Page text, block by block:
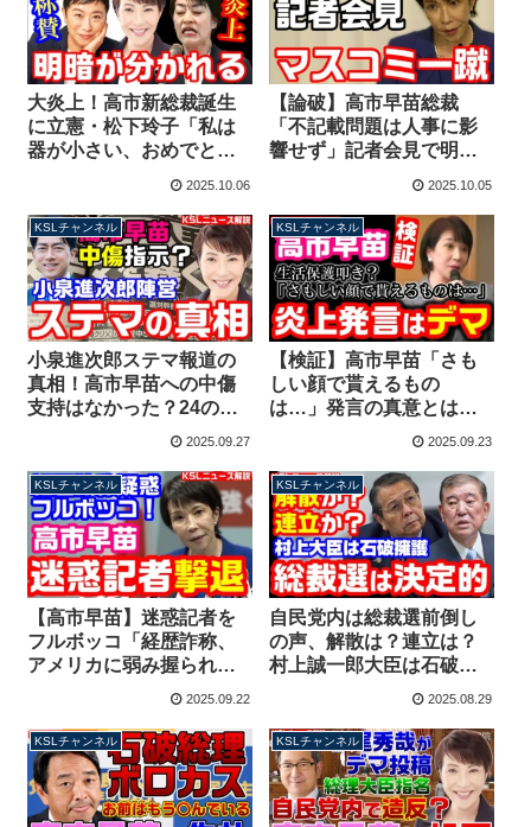
大炎上！高市新総裁誕生
に立憲・松下玲子「私は
器が小さい、おめでとう
なんて思ってない」辻元
る【KSLチャンネル
2025.10.06
【論破】高市早苗総裁
「不記載問題は人事に影
響せず」記者会見で明
言！執拗に追及するマス
ネル】
2025.10.05
KSLチャンネル
小泉進次郎ステマ報道の
真相！高市早苗への中傷
支持はなかった？24の例
文に該当する文章なし
2025.09.27
KSLチャンネル
【検証】高市早苗「さも
しい顔で貰えるもの
は…」発言の真意とは？
「日本ヤツらから取り戻
【KSLチャンネル】
2025.09.23
KSLチャンネル
【高市早苗】迷惑記者を
フルボッコ「経歴詐称、
アメリカに弱み握られ
た」会見中の罵倒に応
まう【KSLチャンネル】
2025.09.22
KSLチャンネル
自民党内は総裁選前倒し
の声、解散は？連立は？
村上誠一郎大臣は石破総
理擁護「成果が認められ
ネル】
2025.08.29
KSLチャンネル KSLチャンネル